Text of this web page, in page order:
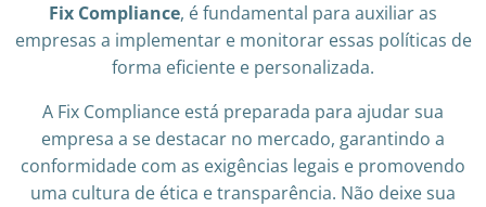
Fix Compliance, é fundamental para auxiliar as
empresas a implementar e monitorar essas políticas de
forma eficiente e personalizada.
A Fix Compliance está preparada para ajudar sua
empresa a se destacar no mercado, garantindo a
conformidade com as exigências legais e promovendo
uma cultura de ética e transparência. Não deixe sua